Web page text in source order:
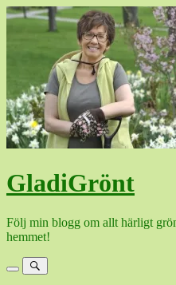
Hoppa
GladiGrönt
Följ min blogg om allt härligt
hemmet!
MenySök